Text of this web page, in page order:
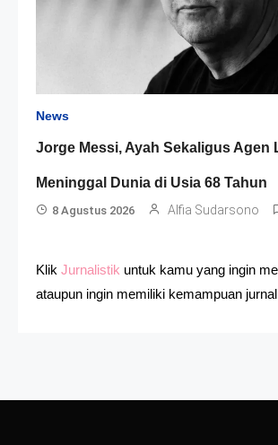
News
Jorge Messi, Ayah Sekaligus Agen
Meninggal Dunia di Usia 68 Tahun
8 Agustus 2026 Alfia Sudarsono
Klik Jurnalistik untuk kamu yang ingin
ataupun ingin memiliki kemampuan